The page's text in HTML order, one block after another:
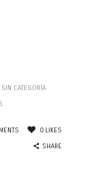
SIN CATEGORÍA
0 LIKES
SHARE